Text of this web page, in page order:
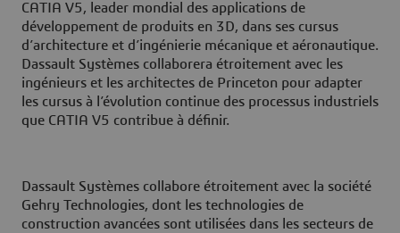
CATIA V5, leader mondial des applications de
développement de produits en 3D, dans ses cursus
d’architecture et d’ingénierie mécanique et aéronautique.
Dassault Systèmes collaborera étroitement avec les
ingénieurs et les architectes de Princeton pour adapter
les cursus à l’évolution continue des processus industriels
que CATIA V5 contribue à définir.
Dassault Systèmes collabore étroitement avec la société
Gehry Technologies, dont les technologies de
construction avancées sont utilisées dans les secteurs de